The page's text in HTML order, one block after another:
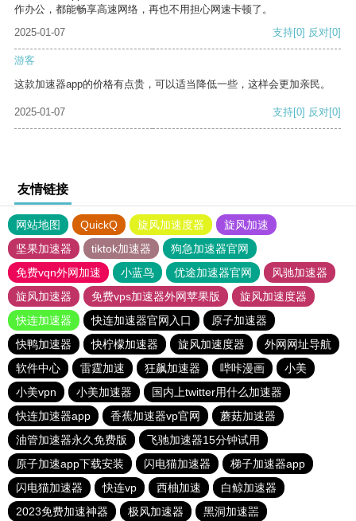
作办公，都能畅享高速网络，再也不用担心网速卡顿了。
2025-01-07
支持[0] 反对[0]
游客
这款加速器app的价格有点贵，可以适当降低一些，这样会更加亲民。
2025-01-07 支持[0] 反对[0]
友情链接
网站地图 QuickQ 旋风加速度器
旋风加速
坚果加速器
tiktok加速器
狗急加速器官网
免费vqn外网加速
小蓝鸟 优途加速器官网
风驰加速器
旋风加速器
免费vps加速器外网苹果版
旋风加速度器
快连加速器
快连加速器官网入口
原子加速器
快鸭加速器
快柠檬加速器 旋风加速度器
外网网址导航
软件中心
雷霆加速 狂飙加速器 哔咔漫画
小美
小美vpn
小美加速器
国内上twitter用什么加速器
快连加速器app
香蕉加速器vp官网
蘑菇加速器
油管加速器永久免费版
飞驰加速器15分钟试用
原子加速app下载安装
闪电猫加速器
梯子加速器app
闪电猫加速器
快连vp 西柚加速
白鲸加速器
2023免费加速神器
极风加速器 黑洞加速噐